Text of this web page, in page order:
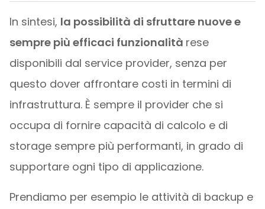
In sintesi, la possibilità di sfruttare nuove e
sempre più efficaci funzionalità rese
disponibili dal service provider, senza per
questo dover affrontare costi in termini di
infrastruttura. È sempre il provider che si
occupa di fornire capacità di calcolo e di
storage sempre più performanti, in grado di
supportare ogni tipo di applicazione.
Prendiamo per esempio le attività di backup e